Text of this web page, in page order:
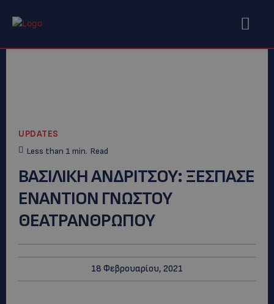
UPDATES
Less than 1 min. Read
ΒΑΣΙΛΙΚΗ ΑΝΔΡΙΤΣΟΥ: ΞΕΣΠΑΣΕ
ΕΝΑΝΤΙΟΝ ΓΝΩΣΤΟΥ
ΘΕΑΤΡΑΝΘΡΩΠΟΥ
18 Φεβρουαρίου, 2021